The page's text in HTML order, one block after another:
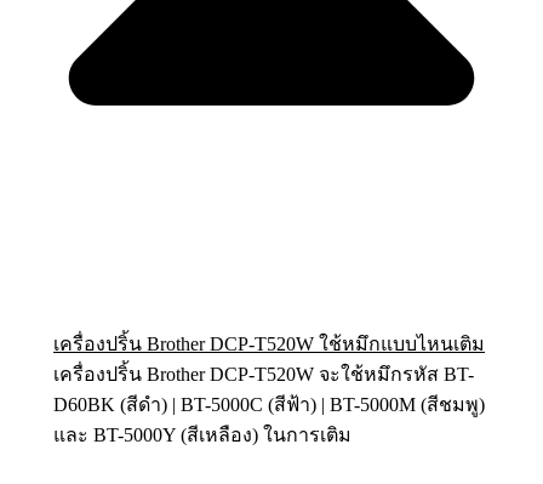
เครื่องปริ้น Brother DCP-T520W ใช้หมึกแบบไหนเติม
เครื่องปริ้น Brother DCP-T520W จะใช้หมึกรหัส BT-
D60BK (สีดำ) | BT-5000C (สีฟ้า) | BT-5000M (สีชมพู)
และ BT-5000Y (สีเหลือง) ในการเติม